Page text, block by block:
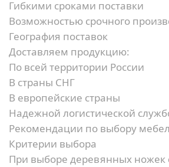
Гибкими сроками поставки
Возможностью срочного
География поставок
Доставляем продукцию:
По всей территории России
В страны СНГ
В европейские страны
Надежной логистической
Рекомендации по выбору
Критерии выбора
При выборе деревянных ножек